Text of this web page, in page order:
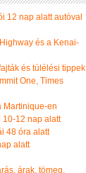
12 nap alatt autóval
és a Kenai-
és túlélési tippek
One, Times
Martinique-en
12 nap alatt
48 óra alatt
alatt
árak, tömeg,